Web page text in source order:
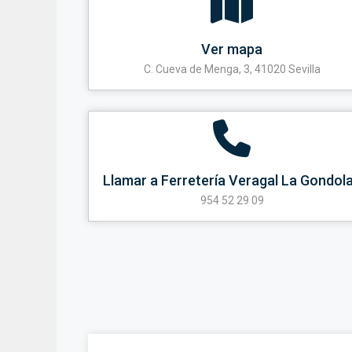
Ver mapa
C. Cueva de Menga, 3, 41020 Sevilla
Llamar a Ferretería Veragal La
954 52 29 09